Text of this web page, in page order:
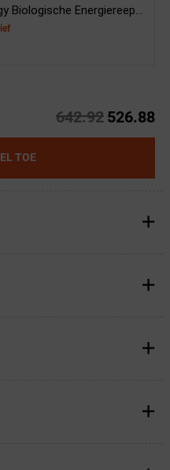
Biologische Energiereep...
642.92 526.88
TOE